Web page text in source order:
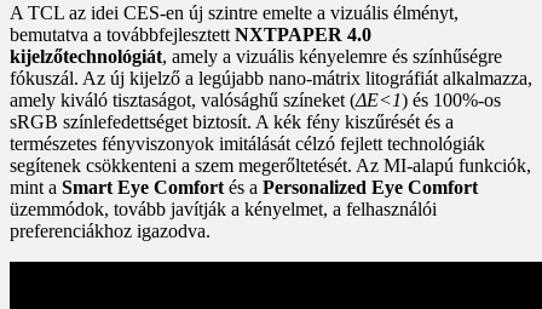
A TCL az idei CES-en új szintre emelte a vizuális élményt,
bemutatva a továbbfejlesztett NXTPAPER 4.0
kijelzőtechnológiát, amely a vizuális kényelemre és színhűségre
fókuszál. Az új kijelző a legújabb nano-mátrix litográfiát alkalmazza,
amely kiváló tisztaságot, valósághű színeket (ΔE<1) és 100%-os
sRGB színlefedettséget biztosít. A kék fény kiszűrését és a
természetes fényviszonyok imitálását célzó fejlett technológiák
segítenek csökkenteni a szem megerőltetését. Az MI-alapú funkciók,
mint a Smart Eye Comfort és a Personalized Eye Comfort
üzemmódok, tovább javítják a kényelmet, a felhasználói
preferenciákhoz igazodva.